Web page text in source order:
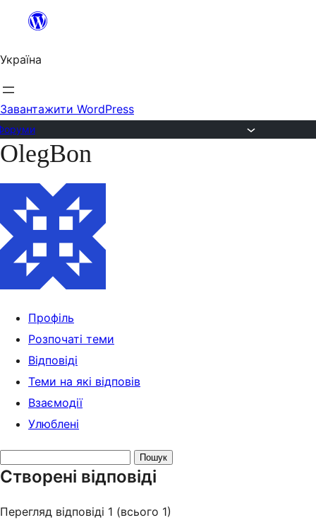
Перейти
вмісту
Україна
Завантажити WordPress
Перейти
OlegBon
Профіль
Розпочаті теми
Відповіді
Теми на які відповів
Взаємодії
Улюблені
replies:
Створені відповіді
Перегляд відповіді 1 (всього 1)